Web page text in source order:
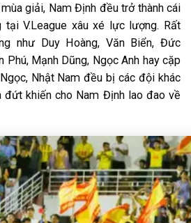
giải, Nam Định đều trở thành cái
tại V.League xâu xé lực lượng. Rất
như Duy Hoàng, Văn Biển, Đức
Phú, Mạnh Dũng, Ngọc Anh hay cặp
Nhật Nam đều bị các đội khác
đứt khiến cho Nam Định lao đao về